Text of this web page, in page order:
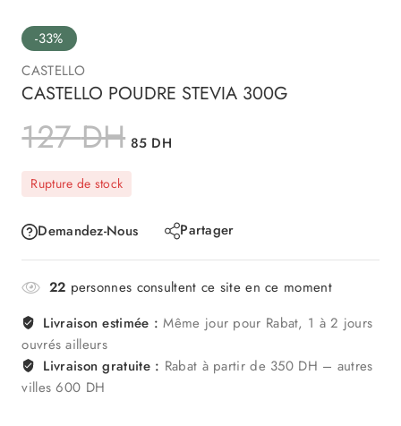
-33%
CASTELLO
CASTELLO POUDRE STEVIA 300G
127DH 85 DH
Rupture de stock
Demandez-Nous Partager
22 personnes consultent ce site en ce moment
Livraison estimée : Même jour pour Rabat, 1 à 2 jours
ouvrés ailleurs
Livraison gratuite : Rabat à partir de 350 DH – autres
villes 600 DH